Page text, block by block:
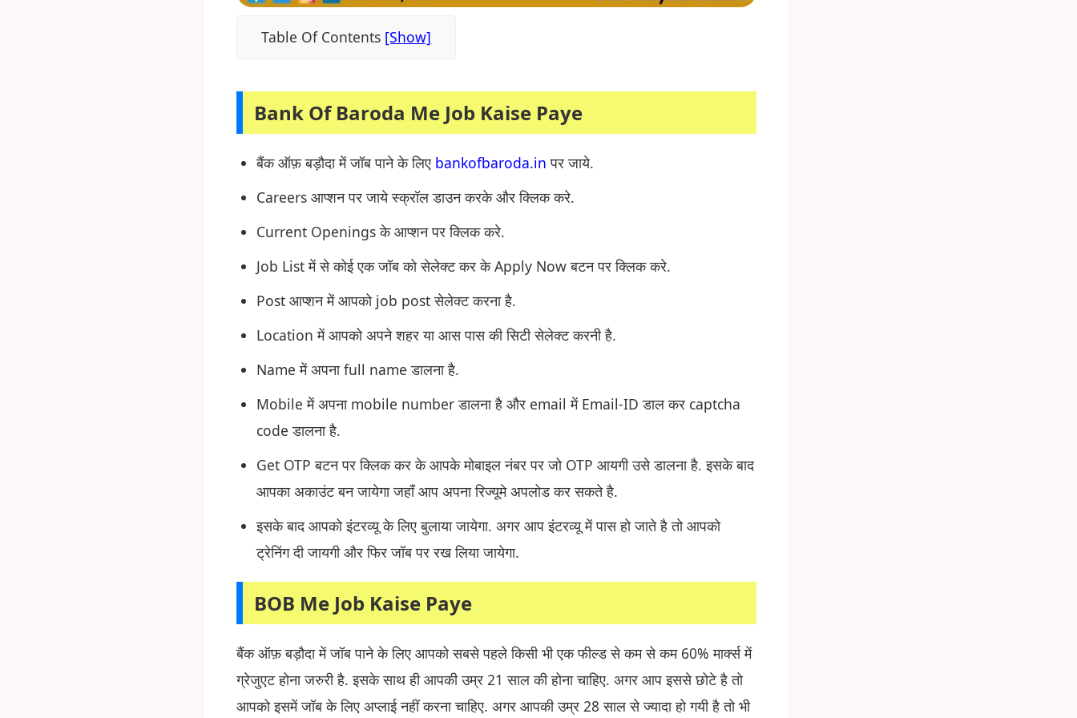
Table Of Contents
Bank Of Baroda Me Job Kaise Paye
बैंक ऑफ़ बड़ौदा में जॉब पाने के लिए bankofbaroda.in पर जाये.
Careers आप्शन पर जाये स्क्रॉल डाउन करके और क्लिक करे.
Current Openings के आप्शन पर क्लिक करे.
Job List में से कोई एक जॉब को सेलेक्ट कर के Apply Now बटन पर क्लिक करे.
Post आप्शन में आपको job post सेलेक्ट करना है.
Location में आपको अपने शहर या आस पास की सिटी सेलेक्ट करनी है.
Name में अपना full name डालना है.
Mobile में अपना mobile number डालना है और email में Email-ID डाल कर captcha
code डालना है.
Get OTP बटन पर क्लिक कर के आपके मोबाइल नंबर पर जो OTP आयगी उसे डालना है. इसके बाद
आपका अकाउंट बन जायेगा जहाँ आप अपना रिज्यूमे अपलोड कर सकते है.
इसके बाद आपको इंटरव्यू के लिए बुलाया जायेगा. अगर आप इंटरव्यू में पास हो जाते है तो आपको
ट्रेनिंग दी जायगी और फिर जॉब पर रख लिया जायेगा.
BOB Me Job Kaise Paye
बैंक ऑफ़ बड़ौदा में जॉब पाने के लिए आपको सबसे पहले किसी भी एक फील्ड से कम से कम 60% मार्क्स में
ग्रेजुएट होना जरुरी है. इसके साथ ही आपकी उम्र 21 साल की होना चाहिए. अगर आप इससे छोटे है तो
आपको इसमें जॉब के लिए अप्लाई नहीं करना चाहिए. अगर आपकी उम्र 28 साल से ज्यादा हो गयी है तो भी